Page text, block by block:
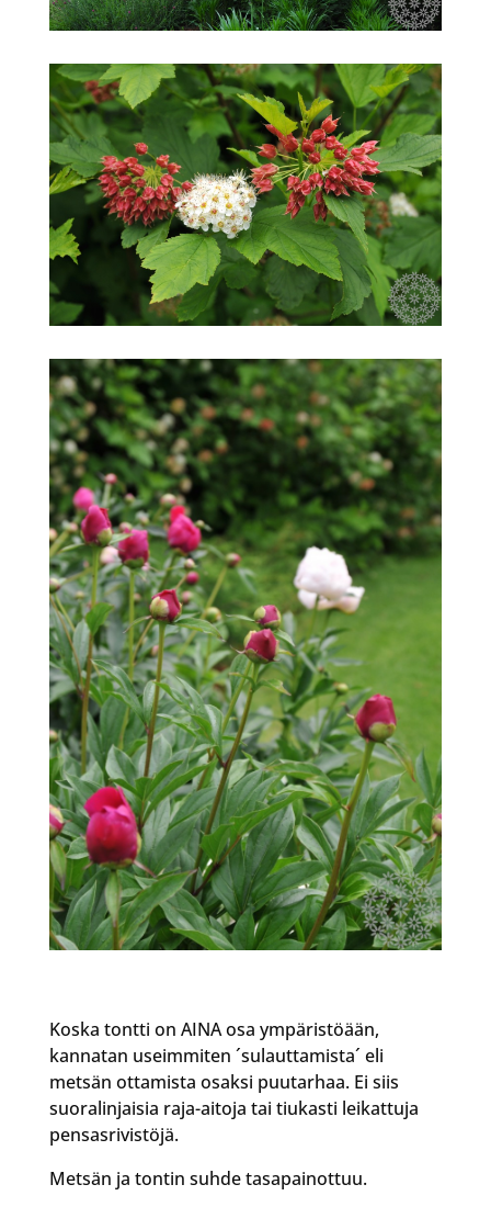
Koska tontti on AINA osa ympäristöään,
kannatan useimmiten ´sulauttamista´ eli
metsän ottamista osaksi puutarhaa. Ei siis
suoralinjaisia raja-aitoja tai tiukasti leikattuja
pensasrivistöjä.
Metsän ja tontin suhde tasapainottuu.